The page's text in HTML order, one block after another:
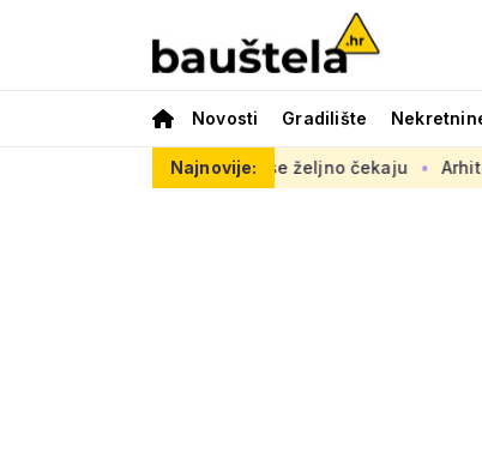
Novosti Gradilište
Najnovije:
se željno čekaju Arhitektura često nije na